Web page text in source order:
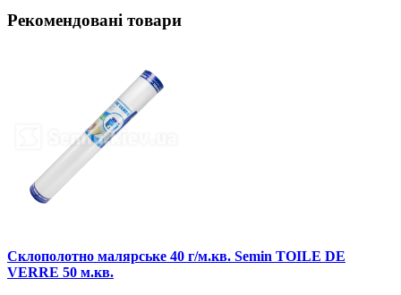
Рекомендовані товари
Склополотно малярське 40 г/м.кв. Semin TOILE DE
VERRE 50 м.кв.